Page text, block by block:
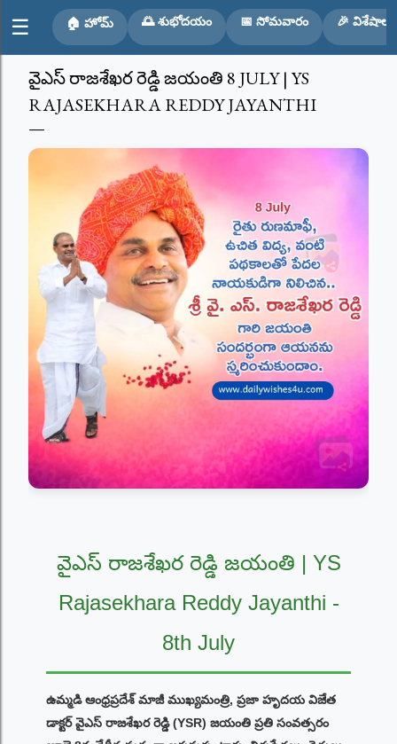
Skip to main content
☰ 🏠 హోమ్ 🌅 శుభోదయం 📅 సోమవారం 🎉 విశేషాలు
వైఎస్ రాజశేఖర రెడ్డి జయంతి 8 JULY | YS
RAJASEKHARA REDDY JAYANTHI
వైఎస్ రాజశేఖర రెడ్డి జయంతి | YS
Rajasekhara Reddy Jayanthi -
8th July
ఉమ్మడి ఆంధ్రప్రదేశ్ మాజీ ముఖ్యమంత్రి, ప్రజా హృదయ విజేత
డాక్టర్ వైఎస్ రాజశేఖర రెడ్డి (YSR) జయంతి ప్రతి సంవత్సరం